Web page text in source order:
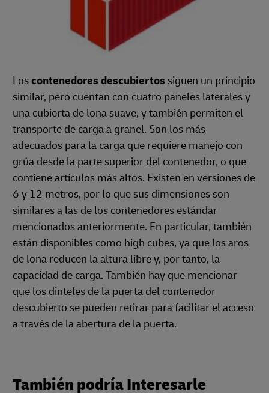
Loscontenedores descubiertos siguen un principio
similar, pero cuentan con cuatro paneles laterales y
una cubierta de lona suave, y también permiten el
transporte de carga a granel. Son los más
adecuados para la carga que requiere manejo con
grúa desde la parte superior del contenedor, o que
contiene artículos más altos. Existen en versiones de
6 y 12 metros, por lo que sus dimensiones son
similares a las de los contenedores estándar
mencionados anteriormente. En particular, también
están disponibles como high cubes, ya que los aros
de lona reducen la altura libre y, por tanto, la
capacidad de carga. También hay que mencionar
que los dinteles de la puerta del contenedor
descubierto se pueden retirar para facilitar el acceso
a través de la abertura de la puerta.
También podría Interesarle